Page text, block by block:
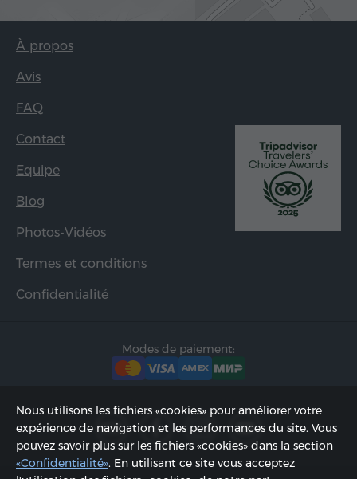
À propos
Avis
FAQ
Contact
Equipe
Blog
Photos-Vidéos
Termes et conditions
Confidentialité
Modes de paiement:
Nous utilisons les fichiers «cookies» pour améliorer votre
expérience de navigation et les performances du site. Vous
pouvez savoir plus sur les fichiers «cookies» dans la section
«Confidentialité». En utilisant ce site vous acceptez